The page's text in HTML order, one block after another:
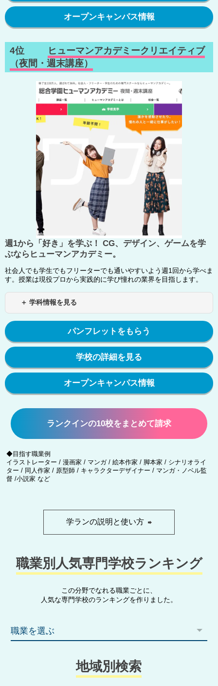
オープンキャンパス情報
4位
ヒューマンアカデミークリエイティブ
（夜間・週末講座）
週1から「好き」を学ぶ！ CG、デザイン、ゲームを学
ぶならヒューマンアカデミー。
社会人でも学生でもフリーターでも通いやすいよう週1回から学べま
す。授業は現役プロから実践的に学び憧れの業界を目指します。
＋ 学科情報を見る
パンフレットをもらう
学校の詳細を見る
オープンキャンパス情報
ランクインの10校をまとめて請求
◆目指す職業例
イラストレーター / 漫画家 / マンガ / 絵本作家 / 脚本家 / シナリオライ
ター / 同人作家 / 原型師 / キャラクターデザイナー / マンガ・ノベル監
督 /小説家 など
学ランの説明と使い方
職業別人気専門学校ランキング
この分野でなれる職業ごとに、
人気な専門学校のランキングを作りました。
職業を選ぶ
地域別検索